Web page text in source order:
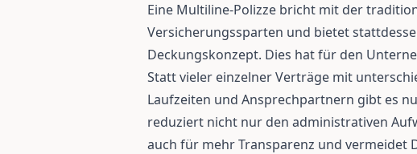
Eine Multiline-Polizze bricht mit der
Versicherungssparten und bietet
Deckungskonzept. Dies hat für den
Statt vieler einzelner Verträge mit
Laufzeiten und Ansprechpartnern gibt es
reduziert nicht nur den administrativen
auch für mehr Transparenz und vermeidet